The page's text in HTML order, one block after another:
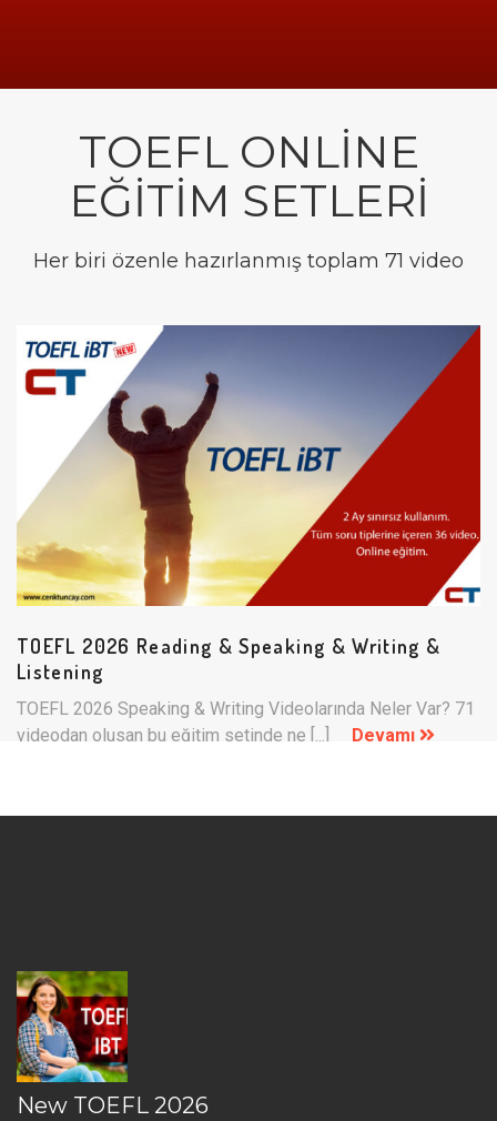
TOEFL ONLİNE
EĞİTİM SETLERİ
Her biri özenle hazırlanmış toplam 71 video
TOEFL 2026 Reading & Speaking & Writing &
Listening
TOEFL 2026 Speaking & Writing Videolarında Neler Var? 71
videodan olusan bu eğitim setinde ne [...] Devamı
New TOEFL 2026